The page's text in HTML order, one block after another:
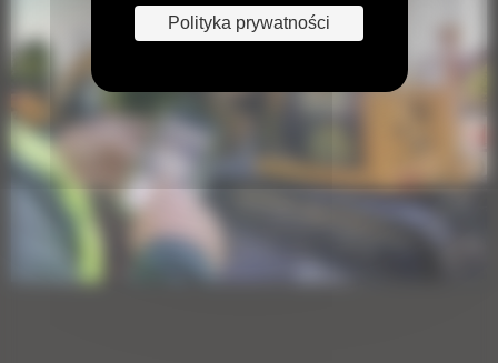
Polityka prywatności